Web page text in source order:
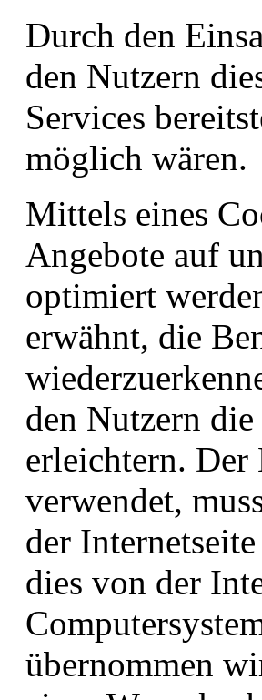
Durch den
den Nutzern
Services
möglich wären.
Mittels eines
Angebote auf
optimiert
erwähnt, die
den Nutzern
erleichtern. Der
verwendet,
der
dies von der
übernommen